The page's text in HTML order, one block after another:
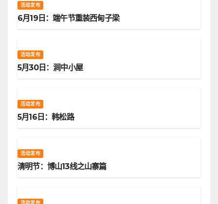
活动发布
6月19日：端午节重装西甸子梁
活动发布
5月30日：涧中小屋
活动发布
5月16日：韩松路
活动发布
清明节：博山13线之山寨篇